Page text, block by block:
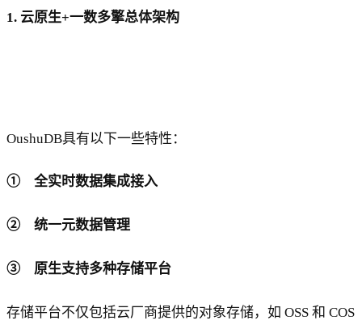
1. 云原生+一数多擎总体架构
OushuDB具有以下一些特性：
① 全实时数据集成接入
② 统一元数据管理
③ 原生支持多种存储平台
存储平台不仅包括云厂商提供的对象存储，如 OSS 和 COS